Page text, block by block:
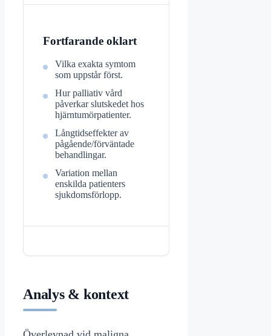
Fortfarande oklart
Vilka exakta symtom
som uppstår först.
Hur palliativ vård
påverkar slutskedet hos
hjärntumörpatienter.
Långtidseffekter av
pågående/förväntade
behandlingar.
Variation mellan
enskilda patienters
sjukdomsförlopp.
Analys & kontext